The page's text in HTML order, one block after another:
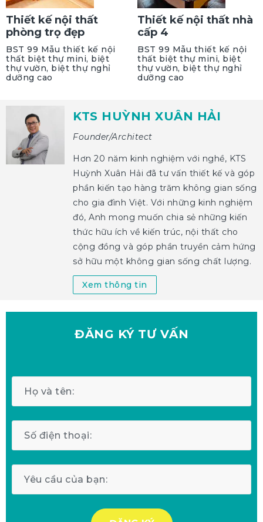
Thiết kế nội thất
phòng trọ đẹp
BST 99 Mẫu thiết kế nội
thất biệt thự mini, biệt
thự vườn, biệt thự nghỉ
dưỡng cao
Thiết kế nội thất nhà
cấp 4
BST 99 Mẫu thiết kế nội
thất biệt thự mini, biệt
thự vườn, biệt thự nghỉ
dưỡng cao
KTS HUỲNH XUÂN HẢI
Founder/Architect
Hơn 20 năm kinh nghiệm với nghề, KTS
Huỳnh Xuân Hải đã tư vấn thiết kế và góp
phần kiến tạo hàng trăm không gian sống
cho gia đình Việt. Với những kinh nghiệm
đó, Anh mong muốn chia sẻ những kiến
thức hữu ích về kiến trúc, nội thất cho
cộng đồng và góp phần truyền cảm hứng
sở hữu một không gian sống chất lượng.
Xem thông tin
ĐĂNG KÝ TƯ VẤN